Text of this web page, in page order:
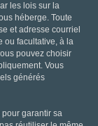
les lois sur la
héberge. Toute
et adresse courriel
ou facultative, à la
pouvez choisir
Vous
générés
garantir sa